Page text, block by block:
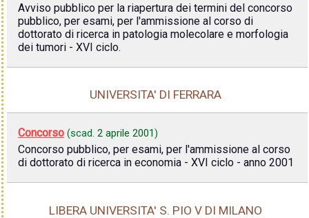
Avviso pubblico per la riapertura dei termini del concorso
pubblico, per esami, per l'ammissione al corso di
dottorato di ricerca in patologia molecolare e morfologia
dei tumori - XVI ciclo.
UNIVERSITA' DI FERRARA
Concorso (scad. 2 aprile 2001)
Concorso pubblico, per esami, per l'ammissione al corso
di dottorato di ricerca in economia - XVI ciclo - anno 2001
LIBERA UNIVERSITA' S. PIO V DI MILANO